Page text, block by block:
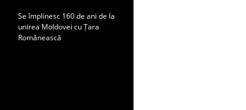
Se împlinesc 160 de ani de la
unirea Moldovei cu Țara
Românească